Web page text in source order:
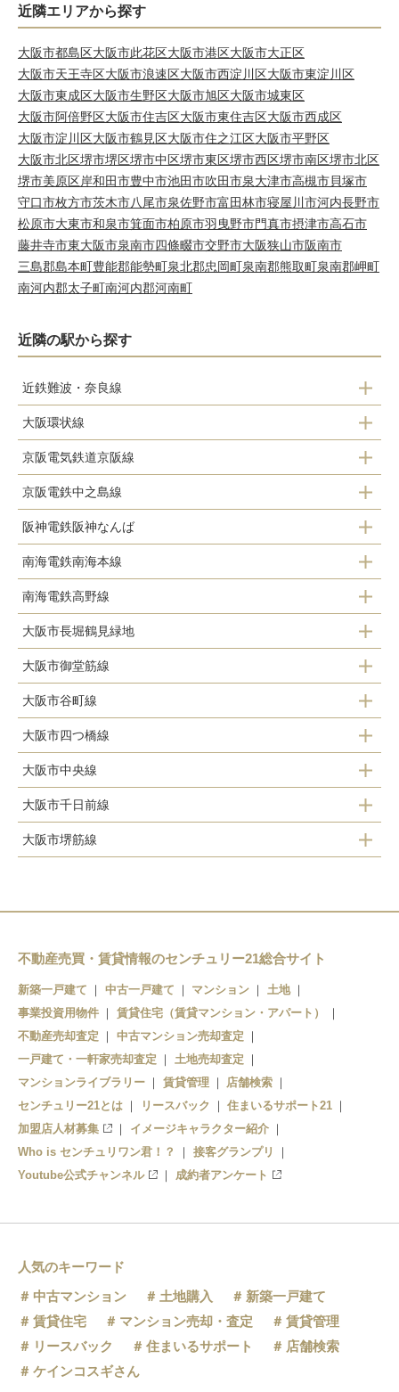
近隣エリアから探す
大阪市都島区大阪市此花区大阪市港区大阪市大正区
大阪市天王寺区大阪市浪速区大阪市西淀川区大阪市東淀川区
大阪市東成区大阪市生野区大阪市旭区大阪市城東区
大阪市阿倍野区大阪市住吉区大阪市東住吉区大阪市西成区
大阪市淀川区大阪市鶴見区大阪市住之江区大阪市平野区
大阪市北区堺市堺区堺市中区堺市東区堺市西区堺市南区堺市北区
堺市美原区岸和田市豊中市池田市吹田市泉大津市高槻市貝塚市
守口市枚方市茨木市八尾市泉佐野市富田林市寝屋川市河内長野市
松原市大東市和泉市箕面市柏原市羽曳野市門真市摂津市高石市
藤井寺市東大阪市泉南市四條畷市交野市大阪狭山市阪南市
三島郡島本町豊能郡能勢町泉北郡忠岡町泉南郡熊取町泉南郡岬町
南河内郡太子町南河内郡河南町
近隣の駅から探す
近鉄難波・奈良線
大阪難波駅
近鉄日本橋駅
大阪環状線
森ノ宮駅
大阪城公園駅
京阪電気鉄道京阪線
天満橋駅
北浜駅
淀屋橋駅
京阪電鉄中之島線
天満橋駅
阪神電鉄阪神なんば
大阪難波駅
南海電鉄南海本線
難波駅
南海電鉄高野線
難波駅
大阪市長堀鶴見緑地
心斎橋駅
長堀橋駅
松屋町駅
森ノ宮駅
大阪ビジネスパーク駅
大阪市御堂筋線
淀屋橋駅
本町駅
心斎橋駅
大阪市谷町線
天満橋駅
谷町四丁目駅
谷町六丁目駅
大阪市四つ橋線
本町駅
なんば駅
大阪市中央線
本町駅
堺筋本町駅
大阪市千日前線
なんば駅
大阪市堺筋線
堺筋本町駅
長堀橋駅
日本橋駅
不動産売買・賃貸情報のセンチュリー21総合サイト
新築一戸建て 中古一戸建て マンション
土地
事業投資用物件
賃貸住宅（賃貸マンション・アパート）
不動産売却査定
中古マンション売却査定
一戸建て・一軒家売却査定
土地売却査定
マンションライブラリー
賃貸管理
店舗検索
センチュリー21とは
リースバック
住まいるサポート21
加盟店人材募集
イメージキャラクター紹介
Who is センチュリワン君！？
接客グランプリ
Youtube公式チャンネル
成約者アンケート
人気のキーワード
中古マンション
土地購入
新築一戸建て
賃貸住宅
マンション売却・査定
賃貸管理
リースバック
住まいるサポート
店舗検索
ケインコスギさん